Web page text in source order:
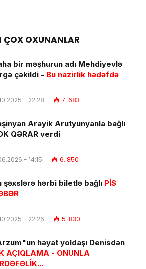
ÇOX OXUNANLAR
bir məşhurun adı Mehdiyevlə
çəkildi - Bu nazirlik hədəfdə
- 22:28 7. 683
Arayik Arutyunyanla bağlı
QƏRAR verdi
- 14:15 6. 850
şəxslərə hərbi biletlə bağlı PİS
- 22:26 5. 830
həyat yoldaşı Denisdən
AÇIQLAMA - ONUNLA